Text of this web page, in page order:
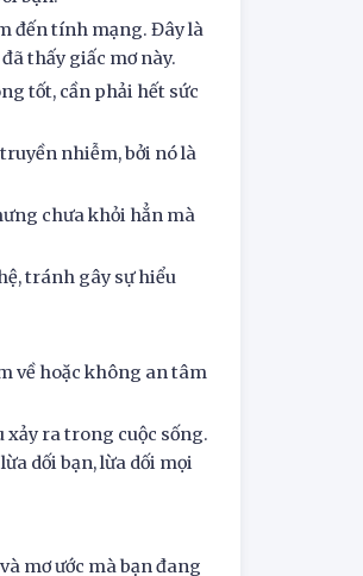
đến tính mạng. Đây là
thấy giấc mơ này.
tốt, cần phải hết sức
nhiễm, bởi nó là
chưa khỏi hẳn mà
tránh gây sự hiểu
về hoặc không an tâm
xảy ra trong cuộc sống.
dối bạn, lừa dối mọi
mơ ước mà bạn đang